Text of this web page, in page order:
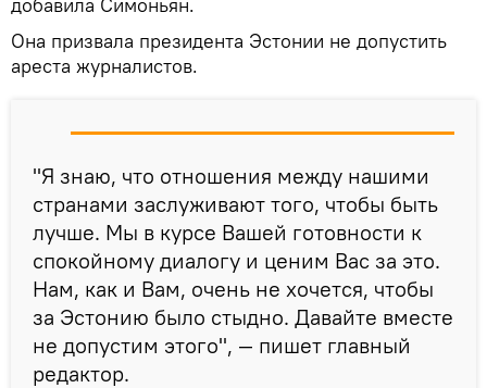
Она призвала президента Эстонии не допустить
ареста журналистов.
"Я знаю, что отношения между нашими
странами заслуживают того, чтобы быть
лучше. Мы в курсе Вашей готовности к
спокойному диалогу и ценим Вас за это.
Нам, как и Вам, очень не хочется, чтобы
за Эстонию было стыдно. Давайте вместе
не допустим этого", — пишет главный
редактор.